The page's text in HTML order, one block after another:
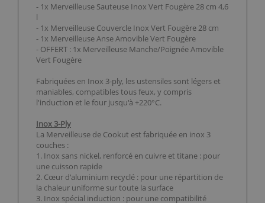
- 1x Merveilleuse Sauteuse Inox Vert Fougère 28 cm 4,6
l
- 1x Merveilleuse Couvercle Inox Vert Fougère 28 cm
- 1x Merveilleuse Anse Amovible Vert Fougère
- OFFERT : 1x Merveilleuse Manche/Poignée Amovible
Vert Fougère
Fabriquées en Inox 3-ply, les ustensiles sont légers et
maniables, compatibles tous feux, y compris
l'induction et le four jusqu'à +220°C.
Inox 3-Ply
La Merveilleuse de Cookut est fabriquée en inox 3
couches :
1. Inox sans nickel, renforcé en cuivre et titane : pour
une cuisson rapide
2. Cœur d'aluminium recyclé : pour une répartition de
la chaleur uniforme sur toute la surface
3. Inox spécial induction : pour une compatibilité